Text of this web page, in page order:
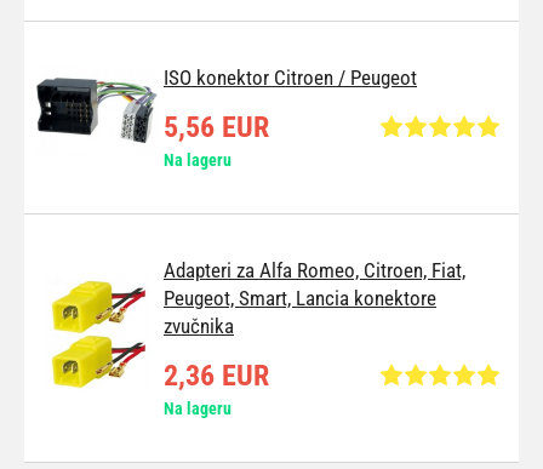
ISO konektor Citroen / Peugeot
5,56 EUR
Na lageru
Adapteri za Alfa Romeo, Citroen, Fiat,
Peugeot, Smart, Lancia konektore
zvučnika
2,36 EUR
Na lageru